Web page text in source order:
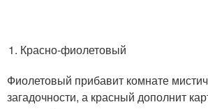
Красно-фиолетовый
Фиолетовый прибавит комнате
загадочности, а красный дополнит